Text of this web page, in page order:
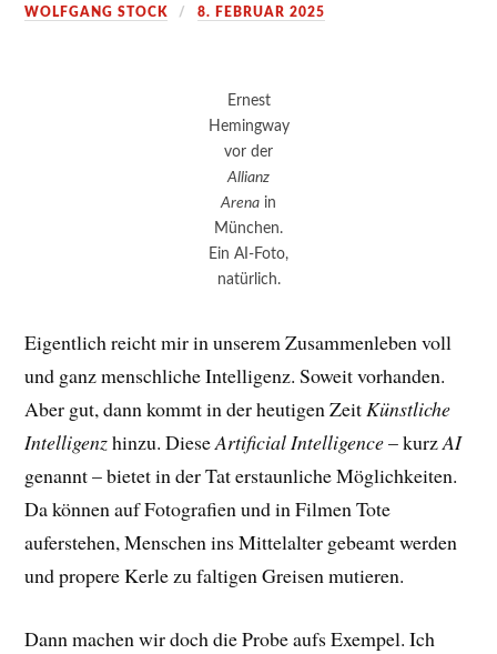
WOLFGANG STOCK 8. FEBRUAR 2025
Ernest
Hemingway
vor der
Allianz
Arena in
München.
Ein AI-Foto,
natürlich.
Eigentlich reicht mir in unserem Zusammenleben voll
und ganz menschliche Intelligenz. Soweit vorhanden.
Aber gut, dann kommt in der heutigen ZeitKünstliche
Intelligenzhinzu. DieseArtificial Intelligence– kurzAI
genannt – bietet in der Tat erstaunliche Möglichkeiten.
Da können auf Fotografien und in Filmen Tote
auferstehen, Menschen ins Mittelalter gebeamt werden
und propere Kerle zu faltigen Greisen mutieren.
Dann machen wir doch die Probe aufs Exempel. Ich